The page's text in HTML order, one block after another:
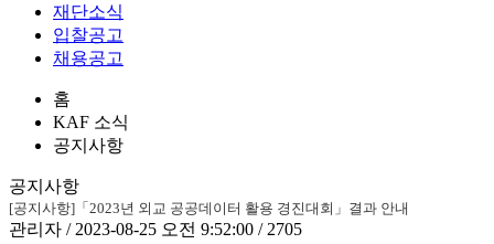
재단소식
입찰공고
채용공고
홈
KAF 소식
공지사항
공지사항
[공지사항]「2023년 외교 공공데이터 활용 경진대회」결과 안내
관리자 / 2023-08-25 오전 9:52:00 / 2705